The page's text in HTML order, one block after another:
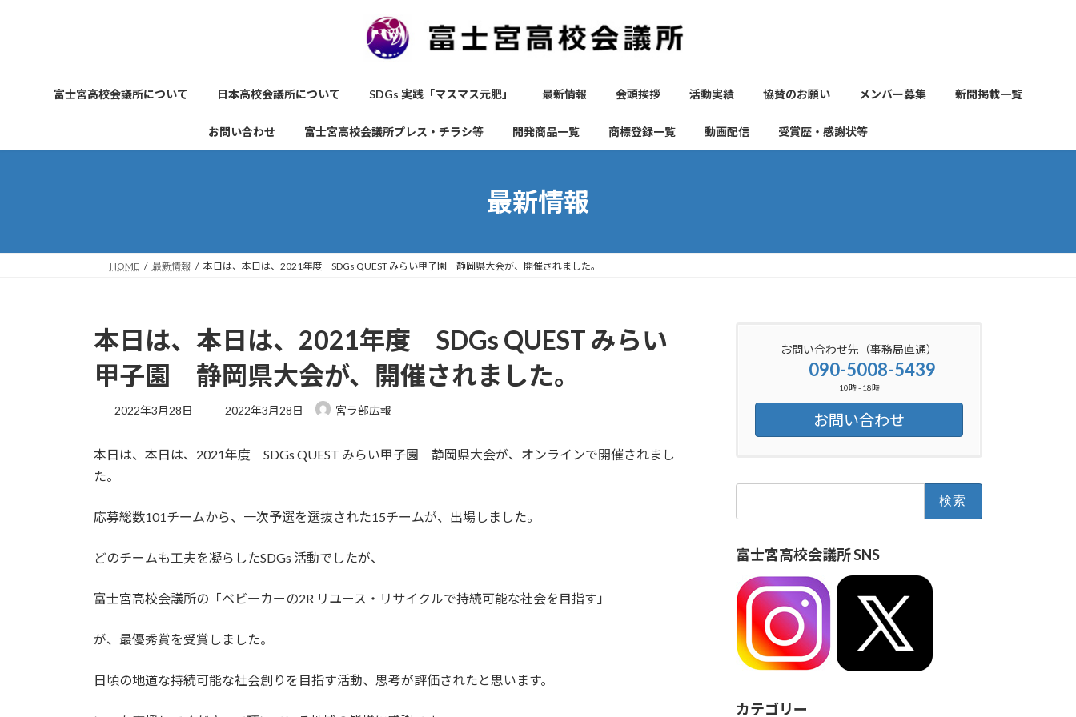
富士宮高校会議所について 日本高校会議所について SDGs 実践「マスマス元肥」 最新情報 会頭挨拶 活動実績 協賛のお願い メンバー募集 新聞掲載一覧
お問い合わせ 富士宮高校会議所プレス・チラシ等 開発商品一覧 商標登録一覧 動画配信 受賞歴・感謝状等
最新情報
HOME 最新情報 本日は、本日は、2021年度 SDGs QUEST みらい甲子園 静岡県大会が、開催されました。
本日は、本日は、2021年度 SDGs QUEST みらい
甲子園 静岡県大会が、開催されました。
2022年3月28日
最
新
2022年3月28日 宮ラ部広報
本日は、本日は、2021年度 SDGs QUEST みらい甲子園 静岡県大会が、オンラインで開催されまし
た。
応募総数101チームから、一次予選を選抜された15チームが、出場しました。
どのチームも工夫を凝らしたSDGs 活動でしたが、
富士宮高校会議所の「ベビーカーの2R リユース・リサイクルで持続可能な社会を目指す」
が、最優秀賞を受賞しました。
日頃の地道な持続可能な社会創りを目指す活動、思考が評価されたと思います。
お問い合わせ先（事務局直通）
090-5008-5439
10時 - 18時
お問い合わせ
富士宮高校会議所 SNS
カテゴリー